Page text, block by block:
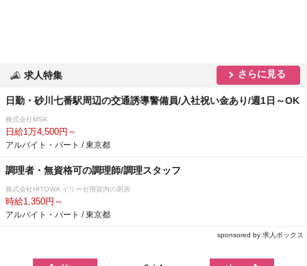
求人特集 さらに見る
日勤・砂川七番駅周辺の交通誘導警備員/入社祝い金あり/週1日～OK
株式会社MSK
日給1万4,500円～
アルバイト・パート / 東京都
調理者・無資格可の調理師/調理スタッフ
株式会社HITOWA イリーゼ用賀内の厨房
時給1,350円～
アルバイト・パート / 東京都
sponsored by 求人ボックス